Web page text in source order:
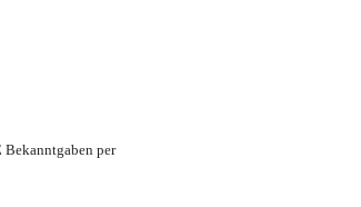
Bekanntgaben per